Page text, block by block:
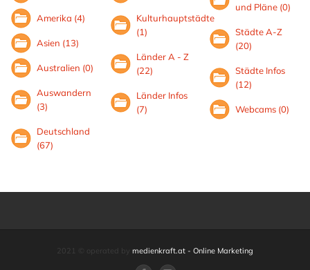
Amerika (4)
Asien (13)
Australien (0)
Auswandern
(3)
Deutschland
(67)
Kulturhauptstädte
(1)
Länder A - Z
(22)
Länder Infos
(7)
und Pläne (0)
Städte A-Z
(20)
Städte Infos
(12)
Webcams (0)
2021 © operated by medienkraft.at - Online Marketing